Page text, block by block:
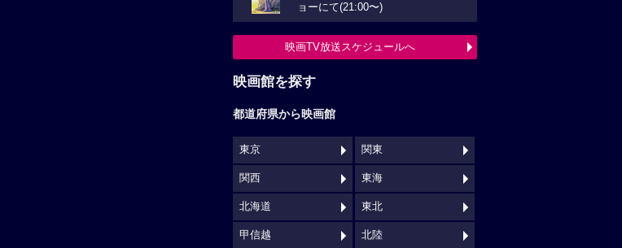
ョーにて(21:00〜)
映画TV放送スケジュールへ
映画館を探す
都道府県から映画館
東京 関東
関西 東海
北海道 東北
甲信越 北陸